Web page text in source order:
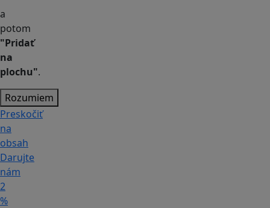
a
potom
"Pridať
na
plochu".
Rozumiem
Preskočiť
na
obsah
Darujte
nám
2
%